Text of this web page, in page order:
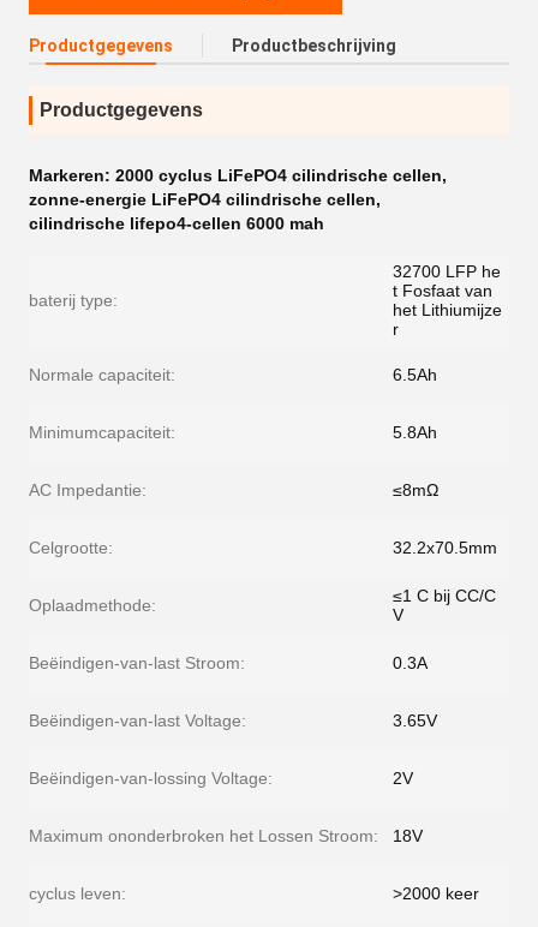
Productgegevens Productbeschrijving
Productgegevens
Markeren: 2000 cyclus LiFePO4 cilindrische cellen,
zonne-energie LiFePO4 cilindrische cellen,
cilindrische lifepo4-cellen 6000 mah
baterij type:
32700 LFP he
t Fosfaat van
het Lithiumijze
r
Normale capaciteit: 6.5Ah
Minimumcapaciteit: 5.8Ah
AC Impedantie: ≤8mΩ
Celgrootte: 32.2x70.5mm
Oplaadmethode:
≤1 C bij CC/C
V
Beëindigen-van-last Stroom: 0.3A
Beëindigen-van-last Voltage: 3.65V
Beëindigen-van-lossing Voltage: 2V
Maximum ononderbroken het Lossen Stroom: 18V
cyclus leven: >2000 keer